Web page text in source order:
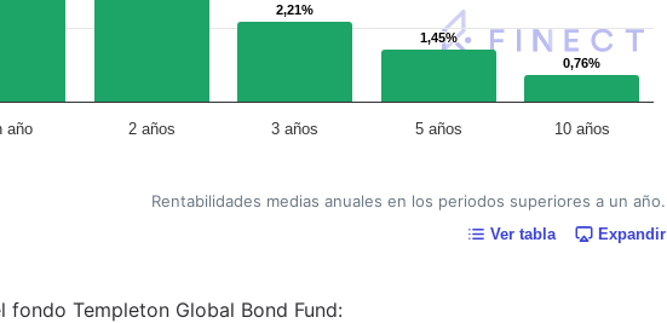
2,21%
2,21%
1,45%
1,45%
0,76%
0,76%
año 2 años 3 años 5 años 10 años
Rentabilidades medias anuales en los periodos superiores a un año.
Ver tabla Expandir
Templeton Global Bond Fund: